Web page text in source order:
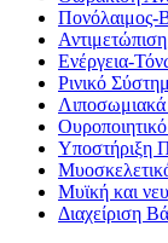
Πονόλαιμος-
Eνέργεια-
Ρινικό
Υποστήριξη
Μυϊκή και
Διαχείριση